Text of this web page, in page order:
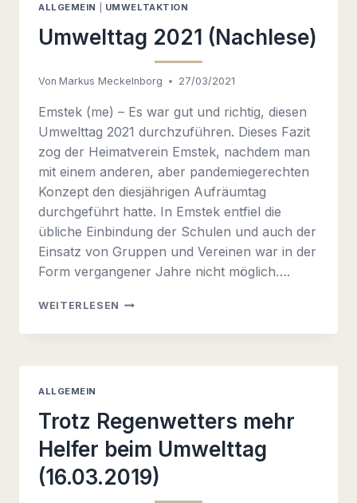
ALLGEMEIN UMWELTAKTION
Umwelttag 2021 (Nachlese)
Von Markus Meckelnborg 27/03/2021
Emstek (me) – Es war gut und richtig, diesen
Umwelttag 2021 durchzuführen. Dieses Fazit
zog der Heimatverein Emstek, nachdem man
mit einem anderen, aber pandemiegerechten
Konzept den diesjährigen Aufräumtag
durchgeführt hatte. In Emstek entfiel die
übliche Einbindung der Schulen und auch der
Einsatz von Gruppen und Vereinen war in der
Form vergangener Jahre nicht möglich….
WEITERLESEN UMWELTTAG
(NACHLESE)
ALLGEMEIN
Trotz Regenwetters mehr
Helfer beim Umwelttag
(16.03.2019)